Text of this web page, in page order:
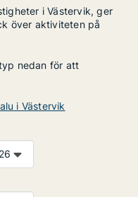
i Västervik, ger
över aktiviteten på
nedan för att
i Västervik